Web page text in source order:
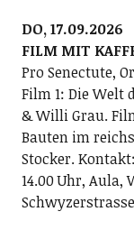
DO, 17.09.2026
FILM MIT
Pro Senectute,
Film 1: Die Welt
& Willi Grau.
Bauten im
Stocker.
14.00 Uhr, Aula,